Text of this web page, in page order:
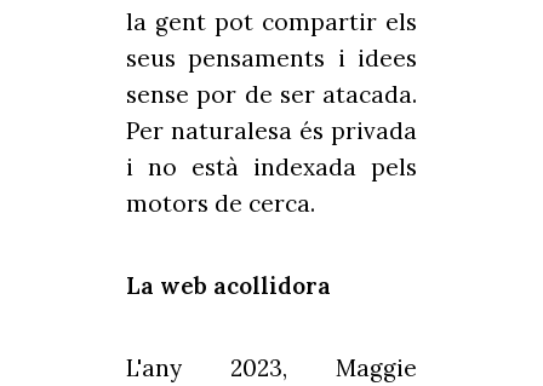
la gent pot compartir els
seus pensaments i idees
sense por de ser atacada.
Per naturalesa és privada
i no està indexada pels
motors de cerca.
La web acollidora
L'any 2023, Maggie